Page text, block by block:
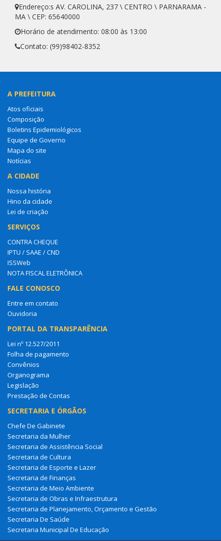
Endereço:s AV. CAROLINA, 237 \ CENTRO \ PARNARAMA -
MA \ CEP: 65640000
Horário de atendimento: 08:00 às 13:00
Contato: (99)98402-8352
A PREFEITURA
Atos oficiais
Composição
Boletins Epidemiológicos
Equipe de Governo
Mapa do site
Notícias
A CIDADE
Nossa história
Hino da cidade
Lei de criação
SERVIÇOS
CONTRA CHEQUE
IPTU / SAAE / CND
ISSWeb
NOTA FISCAL ELETRÔNICA
FALE CONOSCO
Entre em contato
Ouvidoria
PORTAL DA TRANSPARÊNCIA
Lei nº 12.527/2011
Folha de pagamento
Convênios
Organograma
Legislação
Prestação de Contas
SECRETARIA E ÓRGÃOS
Chefe De Gabinete
Secretaria da Mulher
Secretaria de Assistência Social
Secretaria de Cultura
Secretaria de Esporte e Lazer
Secretaria de Finanças
Secretaria de Meio Ambiente
Secretaria de Obras e Infraestrutura
Secretaria de Planejamento, Orçamento e Gestão
Secretaria De Saúde
Secretaria Municipal De Educação